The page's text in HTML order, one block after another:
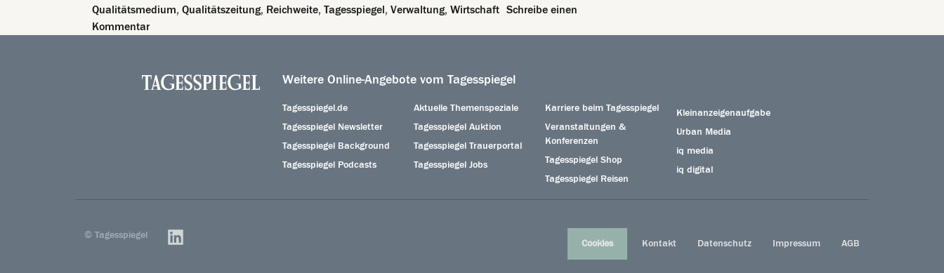
Qualitätsmedium, Qualitätszeitung, Reichweite, Tagesspiegel, Verwaltung, Wirtschaft Schreibe einen
Kommentarzu LAE 2024: Tagesspiegel mit starker Reichweite bei Entscheidenden
Weitere Online-Angebote vom Tagesspiegel
Tagesspiegel.de
Tagesspiegel Newsletter
Tagesspiegel Background
Tagesspiegel Podcasts
Aktuelle Themenspeziale
Tagesspiegel Auktion
Tagesspiegel Trauerportal
Tagesspiegel Jobs
Karriere beim Tagesspiegel
Veranstaltungen &
Konferenzen
Tagesspiegel Shop
Tagesspiegel Reisen
Kleinanzeigenaufgabe
Urban Media
iq media
iq digital
© Tagesspiegel
Cookies Kontakt Datenschutz Impressum AGB